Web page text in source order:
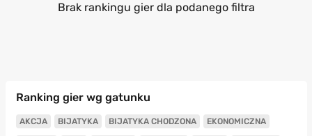
Brak rankingu gier dla podanego filtra
Ranking gier wg gatunku
AKCJA BIJATYKA BIJATYKA CHODZONA EKONOMICZNA